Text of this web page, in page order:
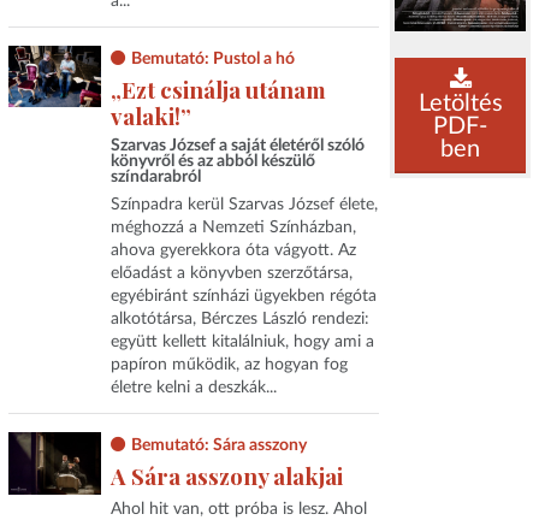
Letöltés
PDF-
ben
Bemutató: Pustol a hó
„Ezt csinálja utánam
valaki!”
Szarvas József a saját életéről szóló
könyvről és az abból készülő
színdarabról
Színpadra kerül Szarvas József élete,
méghozzá a Nemzeti Színházban,
ahova gyerekkora óta vágyott. Az
előadást a könyvben szerzőtársa,
egyébiránt színházi ügyekben régóta
alkotótársa, Bérczes László rendezi:
együtt kellett kitalálniuk, hogy ami a
papíron működik, az hogyan fog
életre kelni a deszkák...
Bemutató: Sára asszony
A Sára asszony alakjai
Ahol hit van, ott próba is lesz. Ahol